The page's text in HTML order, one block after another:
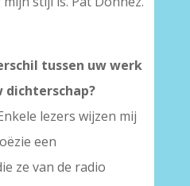
tussen uw werk
dichterschap?
lezers wijzen mij
een
ze van de radio